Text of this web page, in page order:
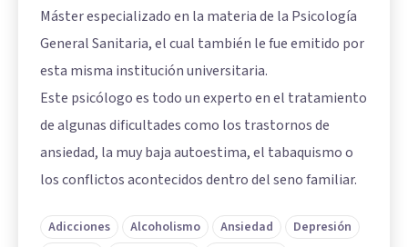
Máster especializado en la materia de la Psicología
General Sanitaria, el cual también le fue emitido por
esta misma institución universitaria.
Este psicólogo es todo un experto en el tratamiento
de algunas dificultades como los trastornos de
ansiedad, la muy baja autoestima, el tabaquismo o
los conflictos acontecidos dentro del seno familiar.
Adicciones Alcoholismo Ansiedad
Depresión